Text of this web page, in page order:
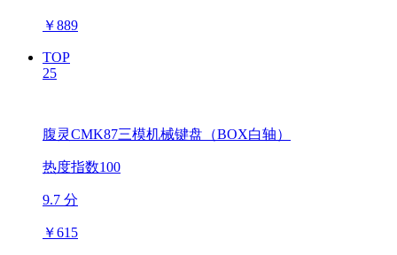
￥889
TOP
25
腹灵CMK87三模机械键盘（BOX白轴）
热度指数100
9.7 分
￥615